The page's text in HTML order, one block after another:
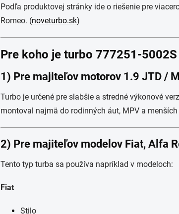
Podľa produktovej stránky ide o riešenie pre
Romeo. (noveturbo.sk)
Pre koho je turbo 777251-
1) Pre majiteľov motorov 1.9 JTD /
Turbo je určené pre slabšie a stredné výkonové
montoval najmä do rodinných áut, MPV a
2) Pre majiteľov modelov Fiat, Alfa
Tento typ turba sa používa napríklad v modeloch:
Fiat
Stilo